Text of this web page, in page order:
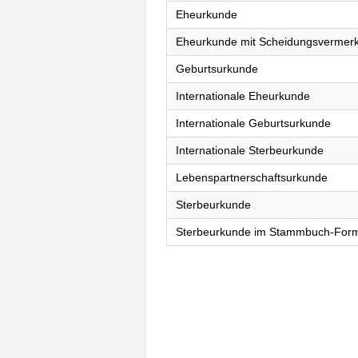
Eheurkunde
Eheurkunde mit
Geburtsurkunde
Internationale Eheurkunde
Internationale Geburtsurkunde
Internationale Sterbeurkunde
Lebenspartnerschaftsurkunde
Sterbeurkunde
Sterbeurkunde im Stammbuch-